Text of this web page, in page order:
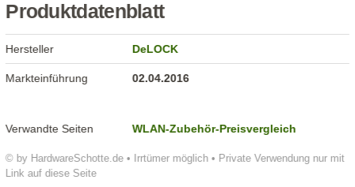
Produktdatenblatt
© by HardwareSchotte.de • Irrtümer möglich • Private Verwendung nur mit
Link auf diese Seite
Hersteller DeLOCK
Markteinführung 02.04.2016
Verwandte Seiten WLAN-Zubehör-Preisvergleich